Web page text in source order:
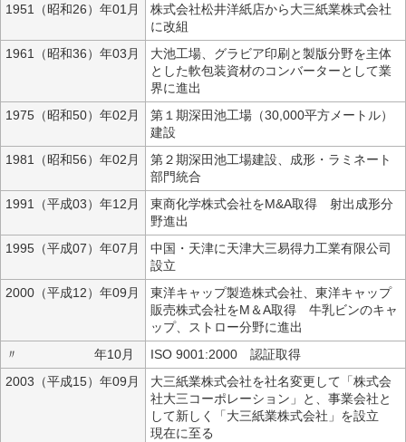
1951（昭和26）年01月
株式会社松井洋紙店から大三紙業株式会社
に改組
1961（昭和36）年03月
大池工場、グラビア印刷と製版分野を主体
とした軟包装資材のコンバーターとして業
界に進出
1975（昭和50）年02月
第１期深田池工場（30,000平方メートル）
建設
1981（昭和56）年02月
第２期深田池工場建設、成形・ラミネート
部門統合
1991（平成03）年12月
東商化学株式会社をM&A取得 射出成形分
野進出
1995（平成07）年07月
中国・天津に天津大三易得力工業有限公司
設立
2000（平成12）年09月
東洋キャップ製造株式会社、東洋キャップ
販売株式会社をM＆A取得 牛乳ビンのキャ
ップ、ストロー分野に進出
〃 年10月
ISO 9001:2000 認証取得
2003（平成15）年09月
大三紙業株式会社を社名変更して「株式会
社大三コーポレーション」と、事業会社と
して新しく「大三紙業株式会社」を設立
現在に至る